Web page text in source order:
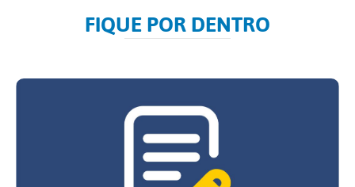
FIQUE POR DENTRO